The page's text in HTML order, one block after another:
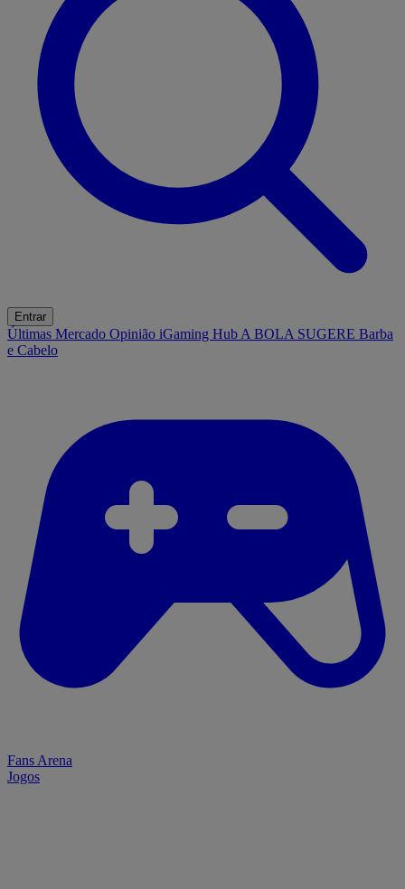
Entrar
Últimas Mercado Opinião iGaming Hub A BOLA SUGERE Barba
e Cabelo
Fans Arena
Jogos